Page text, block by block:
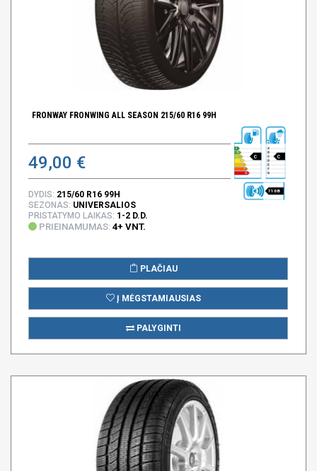
FRONWAY FRONWING ALL SEASON 215/60 R16 99H
49,00 € C C
71 DB
DYDIS: 215/60 R16 99H
SEZONAS: UNIVERSALIOS
PRISTATYMO LAIKAS: 1-2 D.D.
PRIEINAMUMAS: 4+ VNT.
PLAČIAU
Į MĖGSTAMIAUSIAS
PALYGINTI